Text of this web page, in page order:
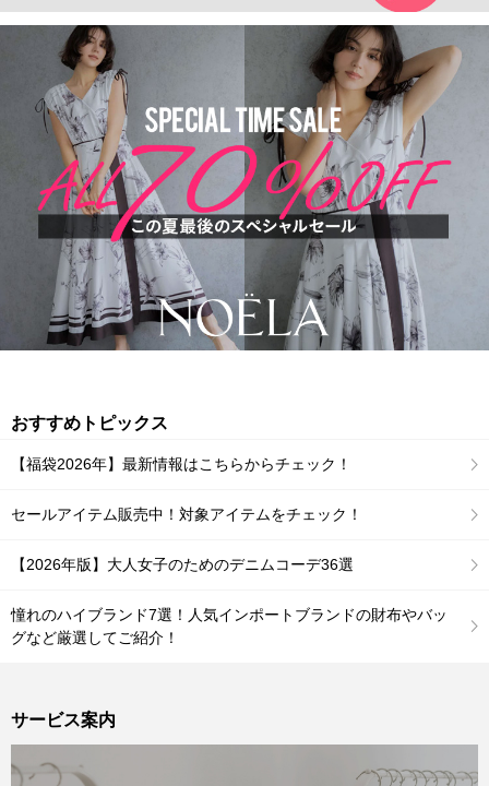
おすすめトピックス
【福袋2026年】最新情報はこちらからチェック！
セールアイテム販売中！対象アイテムをチェック！
【2026年版】大人女子のためのデニムコーデ36選
憧れのハイブランド7選！人気インポートブランドの財布やバッ
グなど厳選してご紹介！
サービス案内